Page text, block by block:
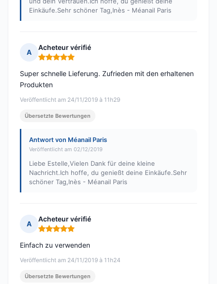
Einkäufe.Sehr schöner Tag,Inès - Méanail Paris
A
Acheteur vérifié
Hinweis: 5 von 5
Veröffentlicht am 24/11/2019 à 11h29
Super schnelle Lieferung. Zufrieden mit den erhaltenen
Produkten
Übersetzte Bewertungen
Antwort von Méanail Paris
Veröffentlicht am 02/12/2019
Liebe Estelle,Vielen Dank für deine kleine
Nachricht.Ich hoffe, du genießt deine Einkäufe.Sehr
schöner Tag,Inès - Méanail Paris
A
Acheteur vérifié
Hinweis: 5 von 5
Veröffentlicht am 24/11/2019 à 11h24
Einfach zu verwenden
Übersetzte Bewertungen